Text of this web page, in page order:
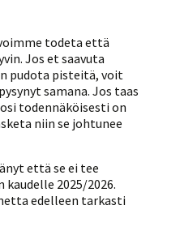
todeta että
Jos et saavuta
pudota pisteitä, voit
samana. Jos taas
todennäköisesti on
niin se johtunee
että se ei tee
2025/2026.
edelleen tarkasti